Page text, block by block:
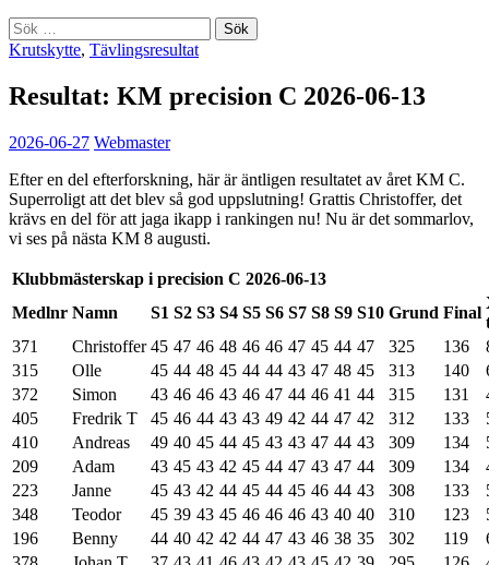
Sök
efter:
Krutskytte, Tävlingsresultat
Resultat: KM precision C 2026-06-13
2026-06-27 Webmaster
Efter en del efterforskning, här är äntligen resultatet av året KM C.
Superroligt att det blev så god uppslutning! Grattis Christoffer, det
krävs en del för att jaga ikapp i rankingen nu! Nu är det sommarlov,
vi ses på nästa KM 8 augusti.
Klubbmästerskap i precision C 2026-06-13
Medlnr Namn S1 S2 S3 S4 S5 S6 S7 S8 S9 S10 Grund Final
371
Christoffer 45 47 46 48 46 46 47 45 44 47 325 136
315
Olle 45 44 48 45 44 44 43 47 48 45 313 140
372
Simon 43 46 46 43 46 47 44 46 41 44 315 131
405
Fredrik T 45 46 44 43 43 49 42 44 47 42 312 133
410
Andreas 49 40 45 44 45 43 43 47 44 43 309 134
209
Adam 43 45 43 42 45 44 47 43 47 44 309 134
223
Janne 45 43 42 44 45 44 45 46 44 43 308 133
348
Teodor 45 39 43 45 46 46 46 43 40 40 310 123
196
Benny 44 40 42 42 44 47 43 46 38 35 302 119